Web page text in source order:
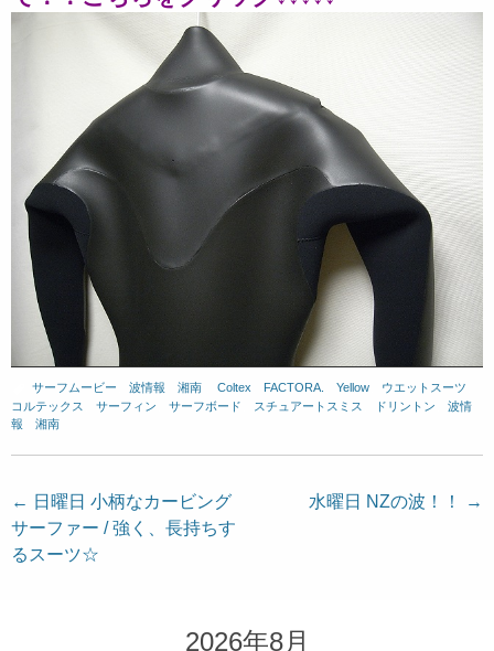
サーフムービー 波情報 湘南 Coltex FACTORA. Yellow ウエットスーツ
コルテックス
サーフィン サーフボード スチュアートスミス ドリントン
波情
報 湘南
投
稿
ナ
← 日曜日 小柄なカービング
サーファー / 強く、長持ちす
るスーツ☆
水曜日 NZの波！！ →
2026年8月